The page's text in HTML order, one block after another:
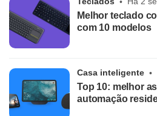
Melhor teclado
com 10 modelos
Casa inteligente
Top 10: melhor
automação